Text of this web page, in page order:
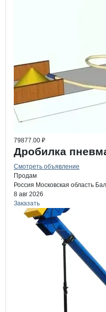
79877.00 ₽
Дробилка
Смотреть объявление
Продам
Россия Московская область
8 авг 2026
Заказать